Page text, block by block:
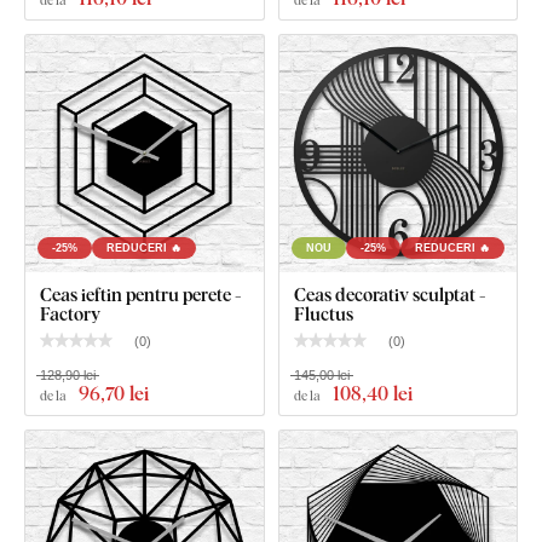
Calitate din lemn care durează ani de
zile
Produsul este tăiat cutehnologie laserdin placă deHDF -
placă din fibre de lemn cu densitate mare
, care se obține
prin presarea fibrelor de lemn și a rășinii sub presiune.
Materialul estesolid(grosime 3 mm),stabil ca formă și cu
suprafață netedă. Datorită rezistenței, putem tăia șidetalii
fine și subțiri.
-25% REDUCERI 🔥
Ceas ieftin pentru perete -
Factory
(0)
de la 96,70 lei
128,90 lei
NOU -25% REDUCERI 🔥
Ceas decorativ sculptat -
Fluctus
(0)
de la 108,40 lei
145,00 lei